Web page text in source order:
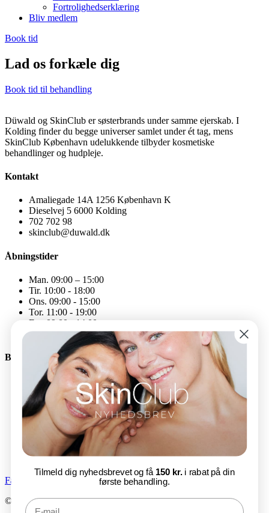
Fortrolighedserklæring
Bliv medlem
Book tid
Lad os forkæle dig
Book tid til behandling
Düwald og SkinClub er søsterbrands under samme ejerskab. I
Kolding finder du begge universer samlet under ét tag, mens
SkinClub København udelukkende tilbyder kosmetiske
behandlinger og hudpleje.
Kontakt
Amaliegade 14A 1256 København K
Dieselvej 5 6000 Kolding
702 702 98
skinclub@duwald.dk
Åbningstider
Man. 09:00 – 15:00
Tir. 10:00 - 18:00
Ons. 09:00 - 15:00
Tor. 11:00 - 19:00
Fre. 09:00 - 14:00
Åbningstiderne kan variere
Bliv en del af SkinClub
E-mail
Tilmeld nu
Facebook-f
Instagram
© SkinClub 2025
Tilmeld dig nyhedsbrevet og få 150 kr.i rabat på din
første behandling.